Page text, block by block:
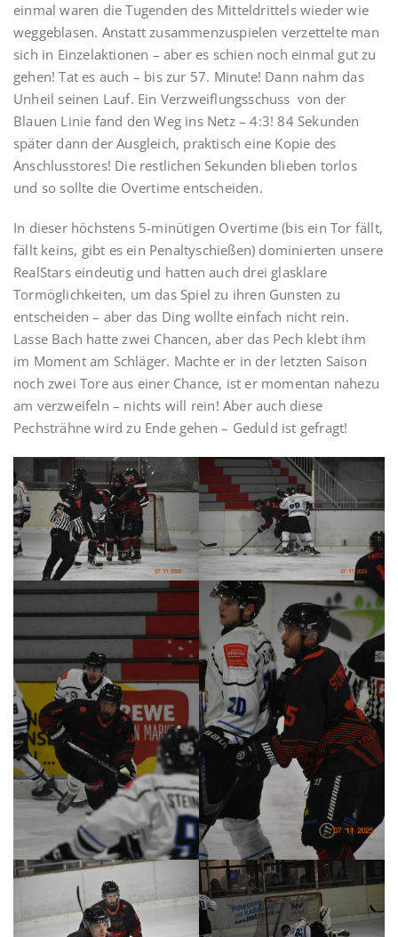
einmal waren die Tugenden des Mitteldrittels wieder wie
weggeblasen. Anstatt zusammenzuspielen verzettelte man
sich in Einzelaktionen – aber es schien noch einmal gut zu
gehen! Tat es auch – bis zur 57. Minute! Dann nahm das
Unheil seinen Lauf. Ein Verzweiflungsschuss von der
Blauen Linie fand den Weg ins Netz – 4:3! 84 Sekunden
später dann der Ausgleich, praktisch eine Kopie des
Anschlusstores! Die restlichen Sekunden blieben torlos
und so sollte die Overtime entscheiden.
In dieser höchstens 5-minütigen Overtime (bis ein Tor fällt,
fällt keins, gibt es ein Penaltyschießen) dominierten unsere
RealStars eindeutig und hatten auch drei glasklare
Tormöglichkeiten, um das Spiel zu ihren Gunsten zu
entscheiden – aber das Ding wollte einfach nicht rein.
Lasse Bach hatte zwei Chancen, aber das Pech klebt ihm
im Moment am Schläger. Machte er in der letzten Saison
noch zwei Tore aus einer Chance, ist er momentan nahezu
am verzweifeln – nichts will rein! Aber auch diese
Pechsträhne wird zu Ende gehen – Geduld ist gefragt!